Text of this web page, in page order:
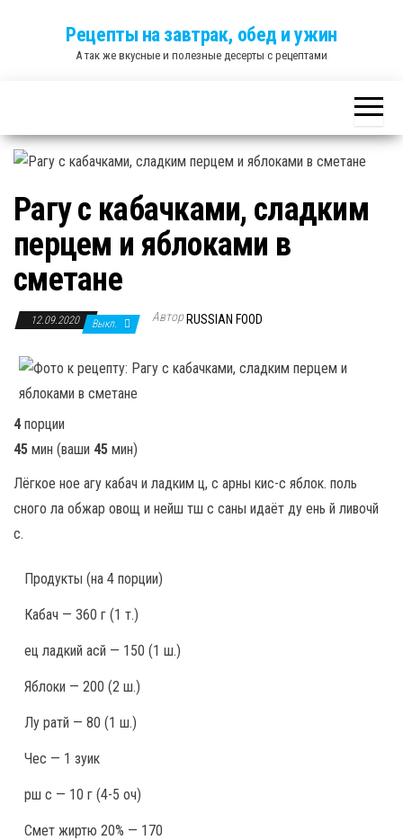
Рецепты на завтрак, обед и ужин
А так же вкусные и полезные десерты с рецептами
Рагу с кабачками, сладким
перцем и яблоками в
сметане
12.09.2020 Выкл. Автор RUSSIAN FOOD
4 порции
45 мин (ваши 45 мин)
Лёгкое ное агу кабач и ладким ц, с арны кис-с яблок. поль
сного ла обжар овощ и нейш тш с саны идаёт ду ень й ливочй
с.
Продукты (на 4 порции)
Кабач — 360 г (1 т.)
ец ладкий асй — 150 (1 ш.)
Яблоки — 200 (2 ш.)
Лу ратй — 80 (1 ш.)
Чес — 1 зуик
рш с — 10 г (4-5 оч)
Смет жиртю 20% — 170